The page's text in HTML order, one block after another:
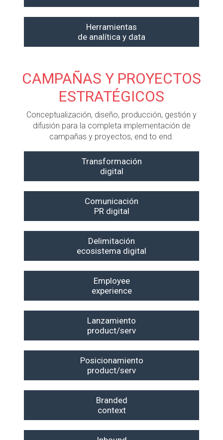
Herramientas
de analítica y data
CAMPAÑAS Y PROYECTOS
ESTRATÉGICOS
Conceptualización, diseño, producción, gestión y
difusión para la completa implementación de
campañas y proyectos, end to end.
Transformación
digital
Comunicación
PR digital
Delimitación
ecosistema digital
Employee
experience
Lanzamiento
product/serv
Posicionamiento
product/serv
Branded
context